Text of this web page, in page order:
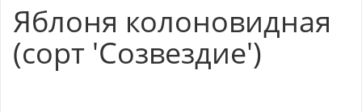
Яблоня колоновидная
(сорт 'Созвездие')